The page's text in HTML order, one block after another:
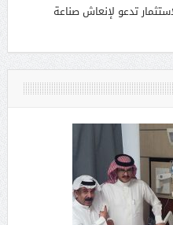
تدعو لإنعاش صناعة